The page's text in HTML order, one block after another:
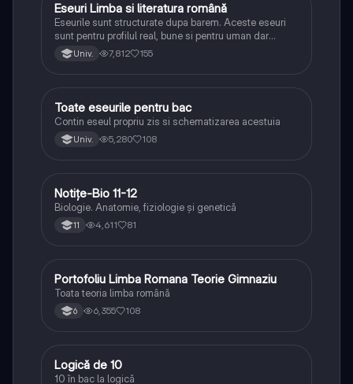
Limba și literatura română
Eseuri Limba si literatura română
Eseurile sunt structurate dupa barem. Aceste eseuri
sunt pentru profilul real, bune si pentru uman dar
lipsesc relatiile dintre personaje si caracrerizarile.
Univ. 7,812 155
Limba și literatura română
Toate eseurile pentru bac
Contin eseul propriu zis si schematizarea acestuia
Univ. 5,280 108
Biologie
Notițe-Bio 11-12
Biologie. Anatomie, fiziologie și genetică
11 4,611 81
Limba și literatura română
Portofoliu Limba Romana Teorie Gimnaziu
Toata teoria limba română
6 6,355 108
Logică
Logică de 10
10 în bac la logică